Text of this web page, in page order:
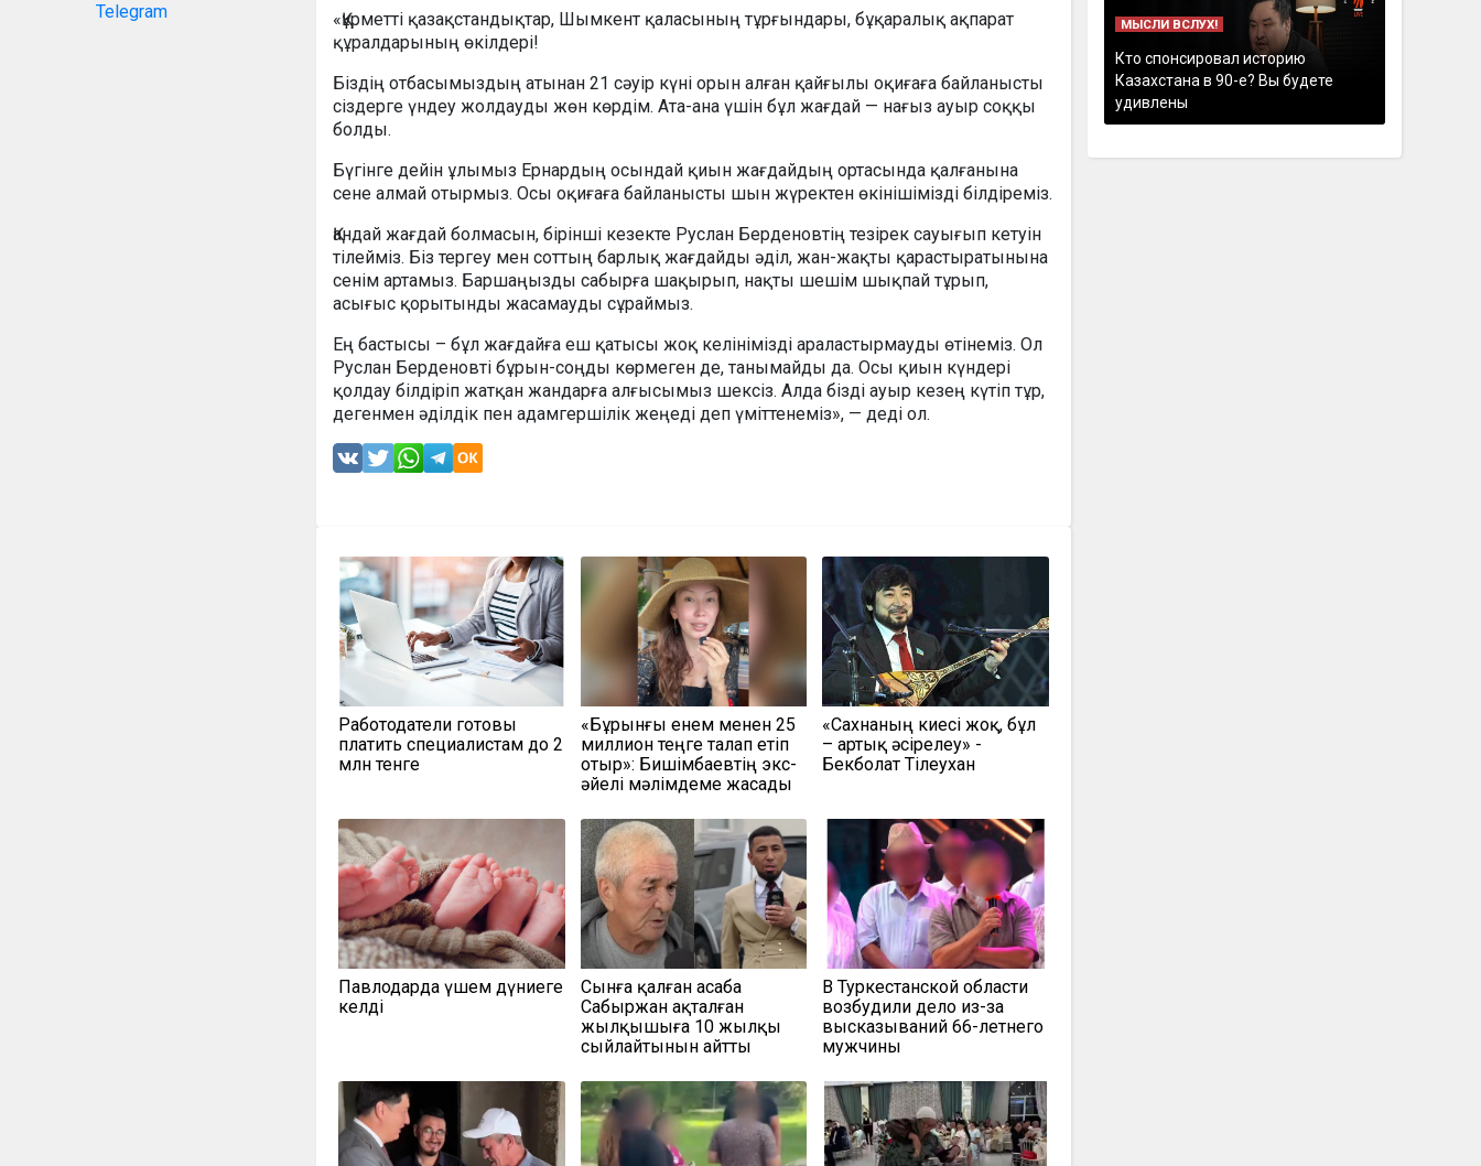
Telegram
«Құрметті қазақстандықтар, Шымкент қаласының тұрғындары, бұқаралық ақпарат
құралдарының өкілдері!
Біздің отбасымыздың атынан 21 сәуір күні орын алған қайғылы оқиғаға байланысты
сіздерге үндеу жолдауды жөн көрдім. Ата-ана үшін бұл жағдай — нағыз ауыр соққы
болды.
Бүгінге дейін ұлымыз Ернардың осындай қиын жағдайдың ортасында қалғанына
сене алмай отырмыз. Осы оқиғаға байланысты шын жүректен өкінішімізді білдіреміз.
Қандай жағдай болмасын, бірінші кезекте Руслан Берденовтің тезірек сауығып кетуін
тілейміз. Біз тергеу мен соттың барлық жағдайды әділ, жан-жақты қарастыратынына
сенім артамыз. Баршаңызды сабырға шақырып, нақты шешім шықпай тұрып,
асығыс қорытынды жасамауды сұраймыз.
Ең бастысы – бұл жағдайға еш қатысы жоқ келінімізді араластырмауды өтінеміз. Ол
Руслан Берденовті бұрын-соңды көрмеген де, танымайды да. Осы қиын күндері
қолдау білдіріп жатқан жандарға алғысымыз шексіз. Алда бізді ауыр кезең күтіп тұр,
дегенмен әділдік пен адамгершілік жеңеді деп үміттенеміз», — деді ол.
Работодатели готовы
платить специалистам до 2
млн тенге
«Бұрынғы енем менен 25
миллион теңге талап етіп
отыр»: Бишімбаевтің экс-
әйелі мәлімдеме жасады
«Сахнаның киесі жоқ, бұл
– артық әсірелеу» -
Бекболат Тілеухан
Павлодарда үшем дүниеге
келді
Сынға қалған асаба
Сабыржан ақталған
жылқышыға 10 жылқы
сыйлайтынын айтты
В Туркестанской области
возбудили дело из-за
высказываний 66-летнего
мужчины
МЫСЛИ ВСЛУХ!
Кто спонсировал историю
Казахстана в 90-е? Вы будете
удивлены